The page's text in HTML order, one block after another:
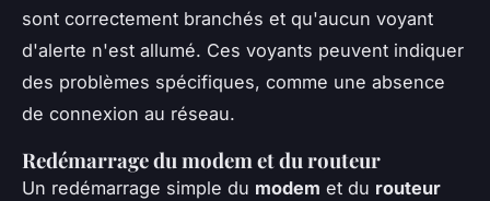
sont correctement branchés et qu'aucun voyant
d'alerte n'est allumé. Ces voyants peuvent indiquer
des problèmes spécifiques, comme une absence
de connexion au réseau.
Redémarrage du modem et du routeur
Un redémarrage simple du modem et du routeur